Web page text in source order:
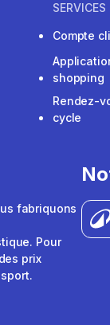
SERVICES
Compte
shopping
Rendez-
cycle
fabriquons
Pour
prix